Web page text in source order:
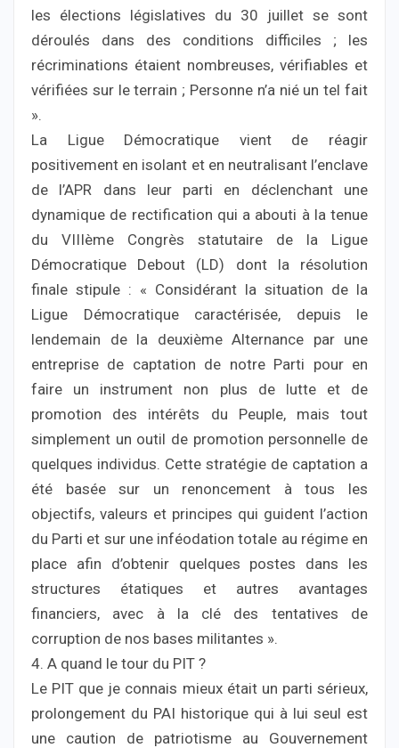
les élections législatives du 30 juillet se sont
déroulés dans des conditions difficiles ; les
récriminations étaient nombreuses, vérifiables et
vérifiées sur le terrain ; Personne n’a nié un tel fait
».
La Ligue Démocratique vient de réagir
positivement en isolant et en neutralisant l’enclave
de l’APR dans leur parti en déclenchant une
dynamique de rectification qui a abouti à la tenue
du VIIIème Congrès statutaire de la Ligue
Démocratique Debout (LD) dont la résolution
finale stipule : « Considérant la situation de la
Ligue Démocratique caractérisée, depuis le
lendemain de la deuxième Alternance par une
entreprise de captation de notre Parti pour en
faire un instrument non plus de lutte et de
promotion des intérêts du Peuple, mais tout
simplement un outil de promotion personnelle de
quelques individus. Cette stratégie de captation a
été basée sur un renoncement à tous les
objectifs, valeurs et principes qui guident l’action
du Parti et sur une inféodation totale au régime en
place afin d’obtenir quelques postes dans les
structures étatiques et autres avantages
financiers, avec à la clé des tentatives de
corruption de nos bases militantes ».
4. A quand le tour du PIT ?
Le PIT que je connais mieux était un parti sérieux,
prolongement du PAI historique qui à lui seul est
une caution de patriotisme au Gouvernement